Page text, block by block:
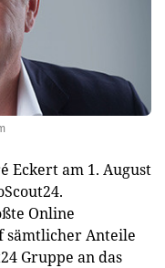
Eckert am 1. August
Online
sämtlicher Anteile
Gruppe an das